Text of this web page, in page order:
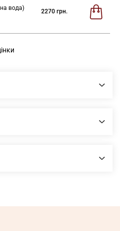
вода) 2270 грн.